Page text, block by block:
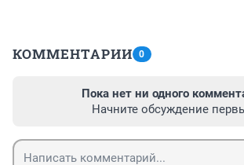
КОММЕНТАРИИ 0
Пока нет ни одного
Начните обсуждение